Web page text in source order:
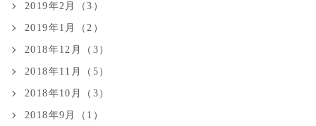
2019年2月（3）
2019年1月（2）
2018年12月（3）
2018年11月（5）
2018年10月（3）
2018年9月（1）